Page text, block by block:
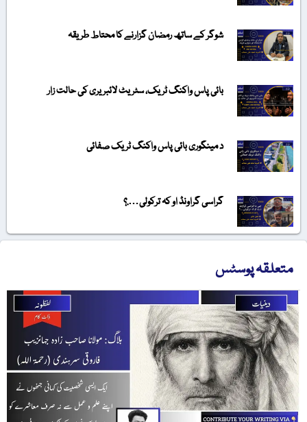
شوگر کے ساتھ رمضان گزارنے کا محتاط طریقہ
بائی پاس واکنگ ٹریک، سٹریٹ لائبریری کی حالت زار
د مینگوری بائی پاس واکنگ ٹریک صفائی
گراسی گراونڈ او کہ ترکولی….؟
متعلقہ پوسٹس